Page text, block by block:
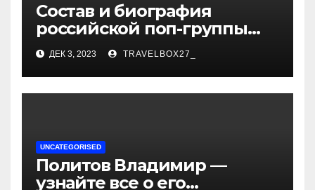
Состав и биография
российской поп-группы
«Иванушки интернешнл»
— история успеха, музыка
и судьбы участников
ДЕК 3, 2023 TRAVELBOX27_
UNCATEGORISED
Политов Владимир —
узнайте все о его